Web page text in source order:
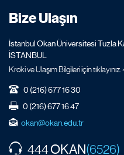
Bize Ulaşın
İstanbul Okan Üniversitesi Tuzla
İSTANBUL
Kroki ve Ulaşım Bilgileri için tıklayınız. ›
0 (216) 677 16 30
0 (216) 677 16 47
okan@okan.edu.tr
444OKAN(6526)